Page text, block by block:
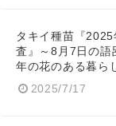
タキイ種苗『
査』～8月7日の語
年の花のある暮ら
2025/7/17